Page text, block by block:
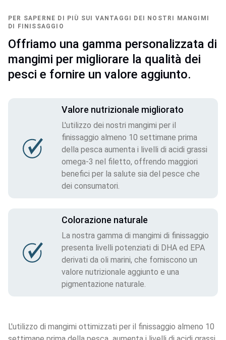
PER SAPERNE DI PIÙ SUI VANTAGGI DEI NOSTRI MANGIMI
DI FINISSAGGIO
Offriamo una gamma personalizzata di
mangimi per migliorare la qualità dei
pesci e fornire un valore aggiunto.
Valore nutrizionale migliorato
L'utilizzo dei nostri mangimi per il
finissaggio almeno 10 settimane prima
della pesca aumenta i livelli di acidi grassi
omega-3 nel filetto, offrendo maggiori
benefici per la salute sia del pesce che
dei consumatori.
Colorazione naturale
La nostra gamma di mangimi di finissaggio
presenta livelli potenziati di DHA ed EPA
derivati da oli marini, che forniscono un
valore nutrizionale aggiunto e una
pigmentazione naturale.
L'utilizzo di mangimi ottimizzati per il finissaggio almeno 10